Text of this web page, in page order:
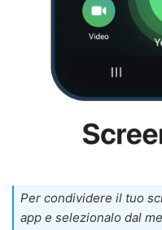
Per condividere il tuo
app e selezionalo dal